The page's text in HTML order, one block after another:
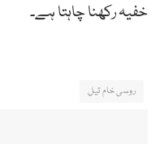
خفیہ رکھنا چاہتا ہے۔
روسی خام تیل